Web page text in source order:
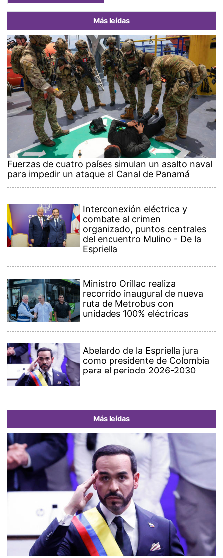
Más leídas
Fuerzas de cuatro países simulan un asalto naval
para impedir un ataque al Canal de Panamá
Interconexión eléctrica y
combate al crimen
organizado, puntos centrales
del encuentro Mulino - De la
Espriella
Ministro Orillac realiza
recorrido inaugural de nueva
ruta de Metrobus con
unidades 100% eléctricas
Abelardo de la Espriella jura
como presidente de Colombia
para el periodo 2026-2030
Más leídas